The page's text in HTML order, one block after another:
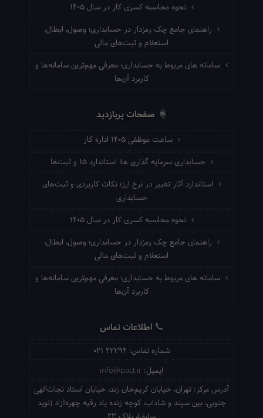
نحوه محاسبه کسری کار در سال ۱۴۰۵
راهنمای جامع چک رمزدار در حسابداری؛ وصول، ابطال،
استعلام و ثبت‌های مالی
سامانه های مربوط به حسابداری؛ معرفی مهم‌ترین سامانه‌ها و
کاربرد آن‌ها
صفحات پربازدید
ساعت موظفی ۱۴۰۵ اداره کار
حسابداری سرمایه گذاری ها؛ استاندارد ۱۵ و ثبت‌ها
استاندارد آثار تغییر در نرخ ارز؛ نکات کاربردی و ثبت‌های
حسابداری
نحوه محاسبه کسری کار در سال ۱۴۰۵
راهنمای جامع چک رمزدار در حسابداری؛ وصول، ابطال،
استعلام و ثبت‌های مالی
سامانه های مربوط به حسابداری؛ معرفی مهم‌ترین سامانه‌ها و
کاربرد آن‌ها
اطلاعات تماس
شماره تماس: 021 42294
ایمیل: info@pact.ir
آدرس مرکز: تهران، خیابان کریم‌خان زند، خیابان استاد نجات‌الهی
جنوبی، بین سپند و شاداب، کوچه زنده یاد رقیه چهره‌آزاد (نوید